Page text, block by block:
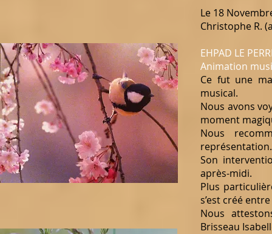
Le 18
Christophe R.
EHPAD LE
Animation
Ce fut une
musical.
Nous avons
moment
Nous
représentation.
Son
après-midi.
Plus
s’est créé
Nous
Brisseau